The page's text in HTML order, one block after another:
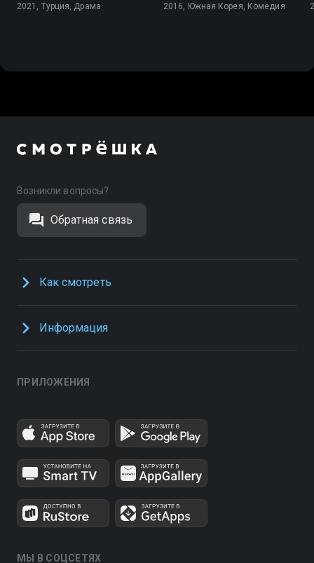
2021, Турция, Драма 2016, Южная Корея, Комедия
Возникли вопросы?
Обратная связь
Как смотреть
Информация
ПРИЛОЖЕНИЯ
МЫ В СОЦСЕТЯХ